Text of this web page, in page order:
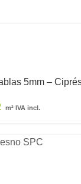
5mm –
m² IVA incl.